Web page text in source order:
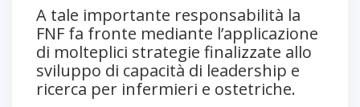
A tale importante responsabilità la
FNF fa fronte mediante l’applicazione
di molteplici strategie finalizzate allo
sviluppo di capacità di leadership e
ricerca per infermieri e ostetriche.